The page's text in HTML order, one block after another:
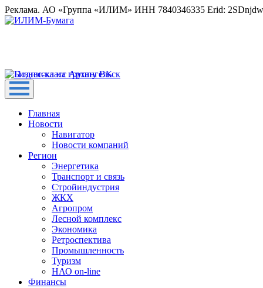
Реклама. АО «Группа «ИЛИМ» ИНН 7840346335 Erid:
Главная
Новости
Навигатор
Новости компаний
Регион
Энергетика
Транспорт и связь
Стройиндустрия
ЖКХ
Агропром
Лесной комплекс
Экономика
Ретроспектива
Промышленность
Туризм
НАО on-line
Финансы